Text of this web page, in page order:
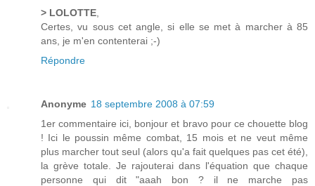
> LOLOTTE
Certes, vu sous cet angle, si elle se met à marcher à 85
ans, je m'en contenterai ;-)
Répondre
Anonyme 18 septembre 2008 à 07:59
1er commentaire ici, bonjour et bravo pour ce chouette blog
! Ici le poussin même combat, 15 mois et ne veut même
plus marcher tout seul (alors qu'a fait quelques pas cet été),
la grève totale. Je rajouterai dans l'équation que chaque
personne qui dit "aaah bon ? il ne marche pas